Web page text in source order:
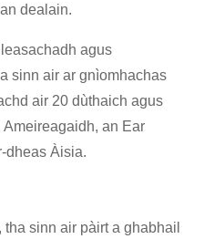
dealain.
agus
sinn air ar gnìomhachas
air 20 dùthaich agus
an Ear
dheas Àisia.
sinn air pàirt a ghabhail